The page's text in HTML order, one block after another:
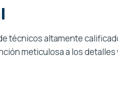
técnicos altamente
meticulosa a los detalles